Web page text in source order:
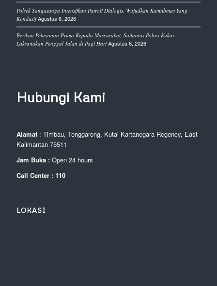
Polsek Sangasanga Intensifkan Patroli Dialogis, Wujudkan Kamtibmas Yang
Kondusif Agustus 6, 2026
Berikan Pelayanan Prima Kepada Masyarakat, Satlantas Polres Kukar
Laksanakan Penggal Jalan di Pagi Hari Agustus 6, 2026
Hubungi Kami
Alamat: Timbau, Tenggarong, Kutai Kartanegara Regency, East
Kalimantan 75511
Jam Buka : Open 24 hours
Call Center : 110
LOKASI